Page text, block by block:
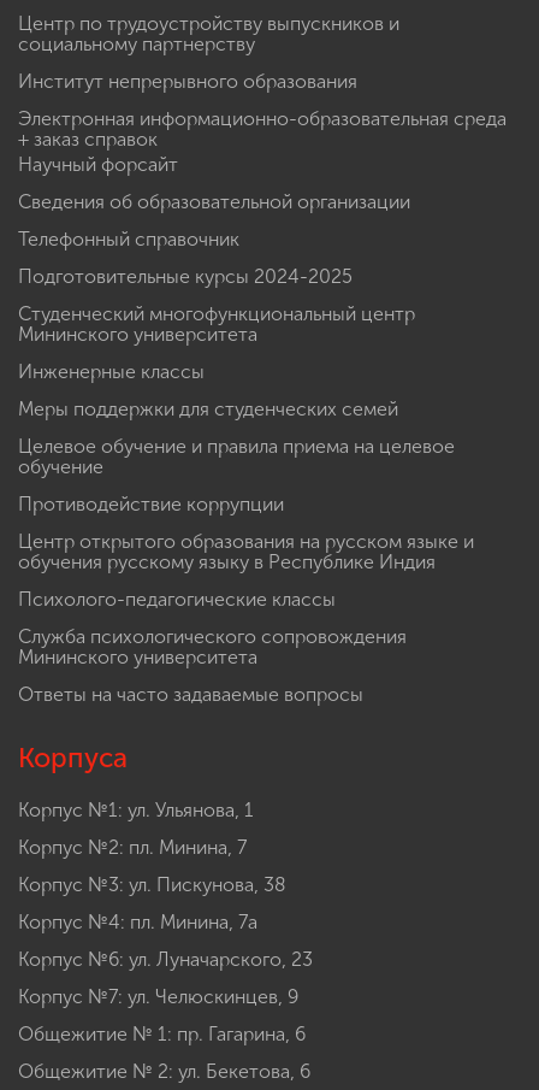
Центр по трудоустройству выпускников и
социальному партнерству
Институт непрерывного образования
Электронная информационно-образовательная среда
+ заказ справок
Научный форсайт
Сведения об образовательной организации
Телефонный справочник
Подготовительные курсы 2024-2025
Студенческий многофункциональный центр
Мининского университета
Инженерные классы
Меры поддержки для студенческих семей
Целевое обучение и правила приема на целевое
обучение
Противодействие коррупции
Центр открытого образования на русском языке и
обучения русскому языку в Республике Индия
Психолого-педагогические классы
Служба психологического сопровождения
Мининского университета
Ответы на часто задаваемые вопросы
Корпуса
Корпус №1: ул. Ульянова, 1
Корпус №2: пл. Минина, 7
Корпус №3: ул. Пискунова, 38
Корпус №4: пл. Минина, 7а
Корпус №6: ул. Луначарского, 23
Корпус №7: ул. Челюскинцев, 9
Общежитие № 1: пр. Гагарина, 6
Общежитие № 2: ул. Бекетова, 6